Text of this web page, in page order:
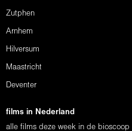
Zutphen
Arnhem
Hilversum
Maastricht
Deventer
films in Nederland
alle films deze week in de bioscoop